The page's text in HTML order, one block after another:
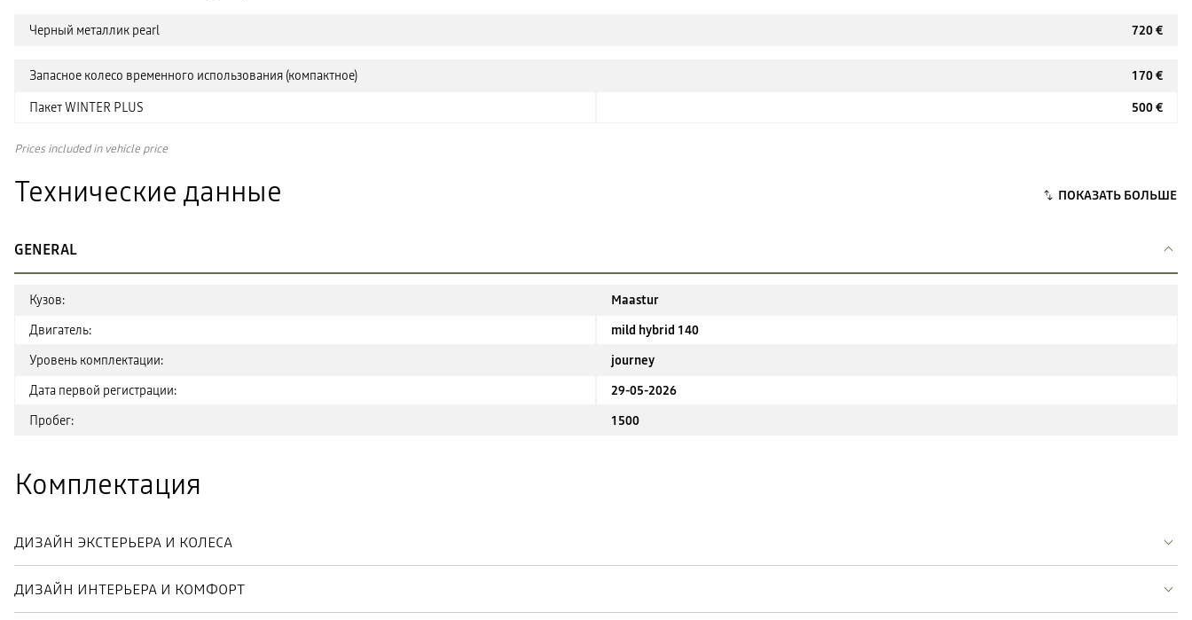
Черный металлик pearl 720 €
Запасное колесо временного использования (компактное)
170 €
Пакет WINTER PLUS
500 €
Prices included in vehicle price
Технические данные
GENERAL
Кузов:
Maastur
Двигатель:
mild hybrid 140
Уровень комплектации:
journey
Дата первой регистрации:
29-05-2026
Пробег:
1500
Комплектация
ДИЗАЙН ЭКСТЕРЬЕРА И КОЛЕСА
ДИЗАЙН ИНТЕРЬЕРА И КОМФОРТ